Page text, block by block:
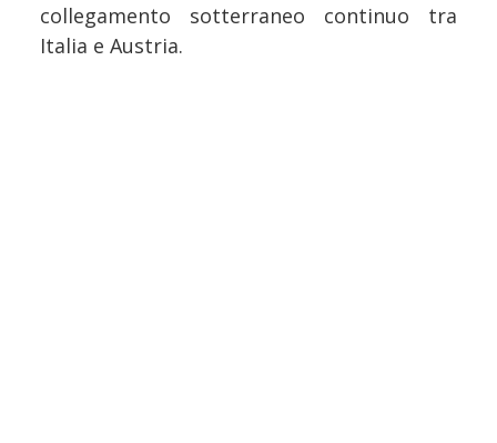
collegamento sotterraneo continuo tra
Italia e Austria.